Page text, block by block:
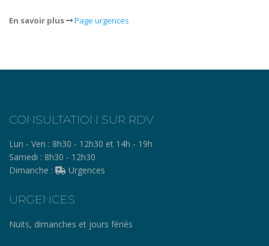
En savoir plus Page urgences
CONSULTATION SUR RDV
Lun - Ven : 8h30 - 12h30 et 14h - 19h
Samedi : 8h30 - 12h30
Dimanche :
Urgences
URGENCES
Nuits, dimanches et jours fériés